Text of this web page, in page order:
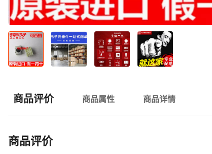
商品评价 商品属性 商品详情
商品评价